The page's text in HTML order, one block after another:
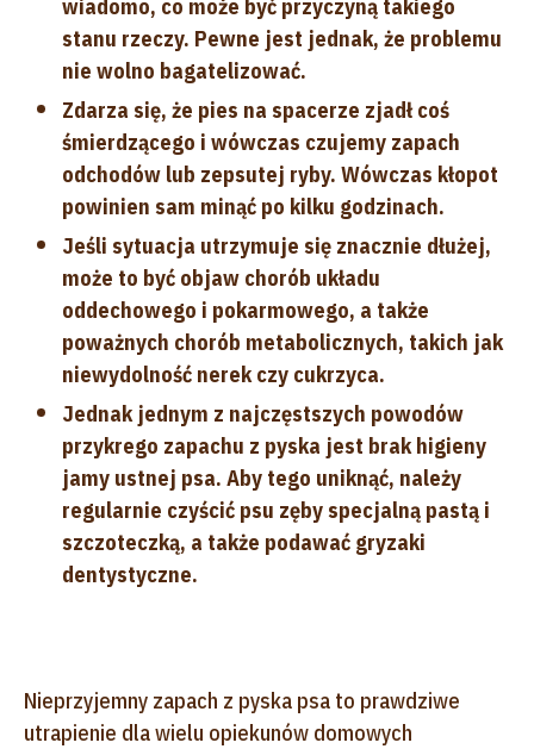
wiadomo, co może być przyczyną takiego
stanu rzeczy. Pewne jest jednak, że problemu
nie wolno bagatelizować.
Zdarza się, że pies na spacerze zjadł coś
śmierdzącego i wówczas czujemy zapach
odchodów lub zepsutej ryby. Wówczas kłopot
powinien sam minąć po kilku godzinach.
Jeśli sytuacja utrzymuje się znacznie dłużej,
może to być objaw chorób układu
oddechowego i pokarmowego, a także
poważnych chorób metabolicznych, takich jak
niewydolność nerek czy cukrzyca.
Jednak jednym z najczęstszych powodów
przykrego zapachu z pyska jest brak higieny
jamy ustnej psa. Aby tego uniknąć, należy
regularnie czyścić psu zęby specjalną pastą i
szczoteczką, a także podawać gryzaki
dentystyczne.
Nieprzyjemny zapach z pyska psa to prawdziwe
utrapienie dla wielu opiekunów domowych